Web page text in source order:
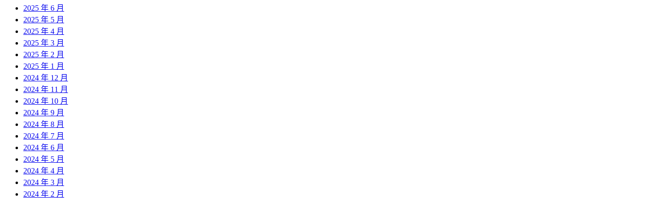
2025 年 6 月
2025 年 5 月
2025 年 4 月
2025 年 3 月
2025 年 2 月
2025 年 1 月
2024 年 12 月
2024 年 11 月
2024 年 10 月
2024 年 9 月
2024 年 8 月
2024 年 7 月
2024 年 6 月
2024 年 5 月
2024 年 4 月
2024 年 3 月
2024 年 2 月